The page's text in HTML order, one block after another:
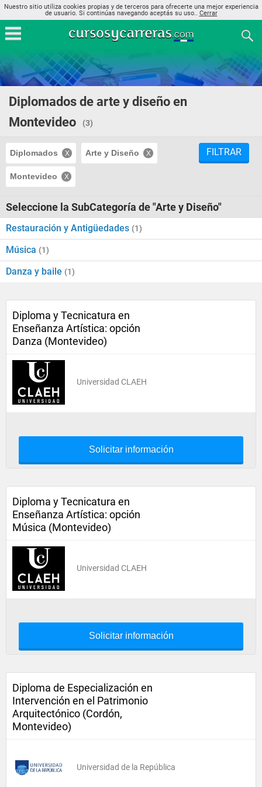
Nuestro sitio utiliza cookies propias y de terceros para ofrecerte una mejor experiencia
de usuario. Si continúas navegando aceptás su uso.. Cerrar
Diplomados de arte y diseño en
Montevideo
(3)
Diplomados Arte y Diseño
Montevideo
FILTRAR
Seleccione la SubCategoría de "Arte y Diseño"
Restauración y Antigüedades (1)
Música (1)
Danza y baile (1)
Diploma y Tecnicatura en
Enseñanza Artística: opción
Danza (Montevideo)
Universidad CLAEH
Solicitar información
Diploma y Tecnicatura en
Enseñanza Artística: opción
Música (Montevideo)
Universidad CLAEH
Solicitar información
Diploma de Especialización en
Intervención en el Patrimonio
Arquitectónico (Cordón,
Montevideo)
Universidad de la República